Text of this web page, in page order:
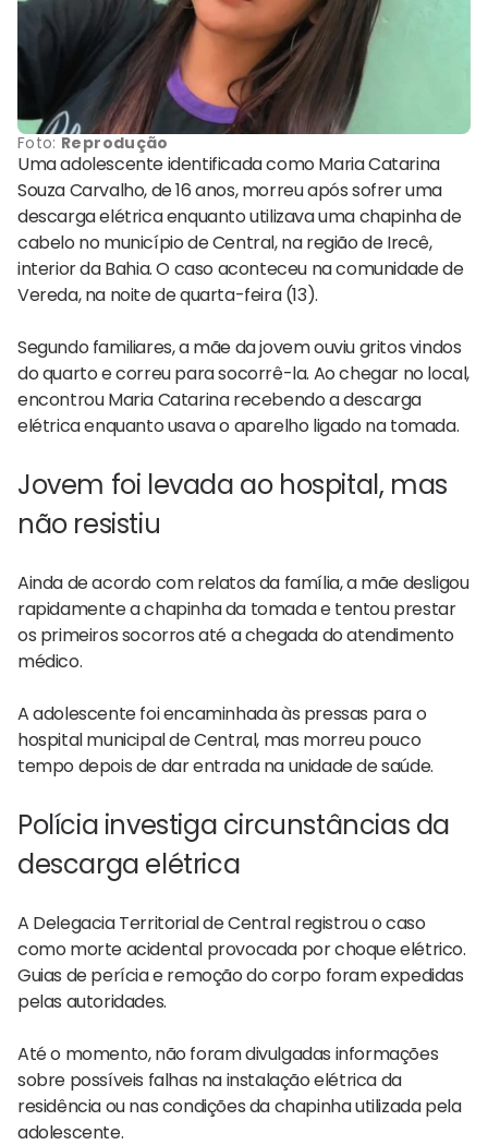
Foto: Reprodução
Uma adolescente identificada como Maria Catarina
Souza Carvalho, de 16 anos, morreu após sofrer uma
descarga elétrica enquanto utilizava uma chapinha de
cabelo no município de Central, na região de Irecê,
interior da Bahia. O caso aconteceu na comunidade de
Vereda, na noite de quarta-feira (13).
Segundo familiares, a mãe da jovem ouviu gritos vindos
do quarto e correu para socorrê-la. Ao chegar no local,
encontrou Maria Catarina recebendo a descarga
elétrica enquanto usava o aparelho ligado na tomada.
Jovem foi levada ao hospital, mas
não resistiu
Ainda de acordo com relatos da família, a mãe desligou
rapidamente a chapinha da tomada e tentou prestar
os primeiros socorros até a chegada do atendimento
médico.
A adolescente foi encaminhada às pressas para o
hospital municipal de Central, mas morreu pouco
tempo depois de dar entrada na unidade de saúde.
Polícia investiga circunstâncias da
descarga elétrica
A Delegacia Territorial de Central registrou o caso
como morte acidental provocada por choque elétrico.
Guias de perícia e remoção do corpo foram expedidas
pelas autoridades.
Até o momento, não foram divulgadas informações
sobre possíveis falhas na instalação elétrica da
residência ou nas condições da chapinha utilizada pela
adolescente.